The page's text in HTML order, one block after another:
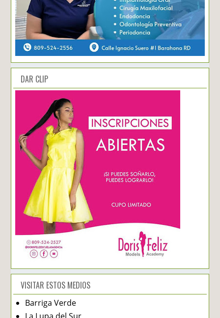
DAR CLIP
VISITAR ESTOS MEDIOS
Barriga Verde